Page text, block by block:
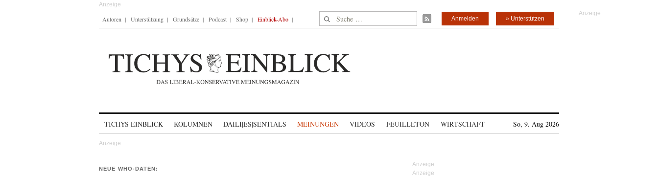
Autoren Unterstützung Grundsätze Podcast Shop Einblick-Abo Suche nach: » Unterstützen
Anmelden
TICHYS EINBLICK KOLUMNEN DAILI|ES|SENTIALS MEINUNGEN VIDEOS FEUILLETON WIRTSCHAFT So, 9. Aug 2026
NEUE WHO-DATEN: